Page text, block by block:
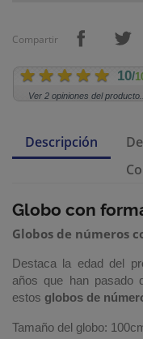
Compartir
10/
Ver 2 opiniones del producto...
Descripción
Globo con
Globos de números
Destaca la edad del
años que han pasado
estos globos de
Tamaño del globo: